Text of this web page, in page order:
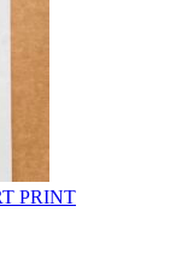
PRINT